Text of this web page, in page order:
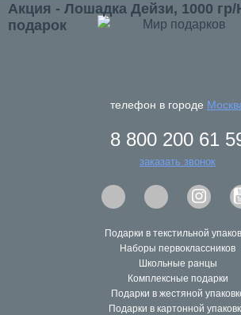
Акция - Лошадка Дейзи, 1000
подарок
скидка предоставляется при 100%
скидка не суммируется с другими
скидка действует, пока товар есть в
телефон в городе
8 800 200 61
заказать звонок
Подарки в текстильной
Наборы первоклассников
Школьные ранцы
Комплексные подарки
Подарки в жестяной
Подарки в картонной